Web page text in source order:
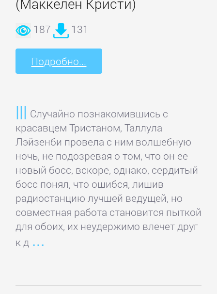
(Маккелен Кристи)
187 131
Подробно...
Случайно познакомившись с
красавцем Тристаном, Таллула
Лэйзенби провела с ним волшебную
ночь, не подозревая о том, что он ее
новый босс, вскоре, однако, сердитый
босс понял, что ошибся, лишив
радиостанцию лучшей ведущей, но
совместная работа становится пыткой
для обоих, их неудержимо влечет друг
к д
Детская
фантастика
Детские
Детские
приключения
Детские
стихи
Зарубежные
детские
книги
для